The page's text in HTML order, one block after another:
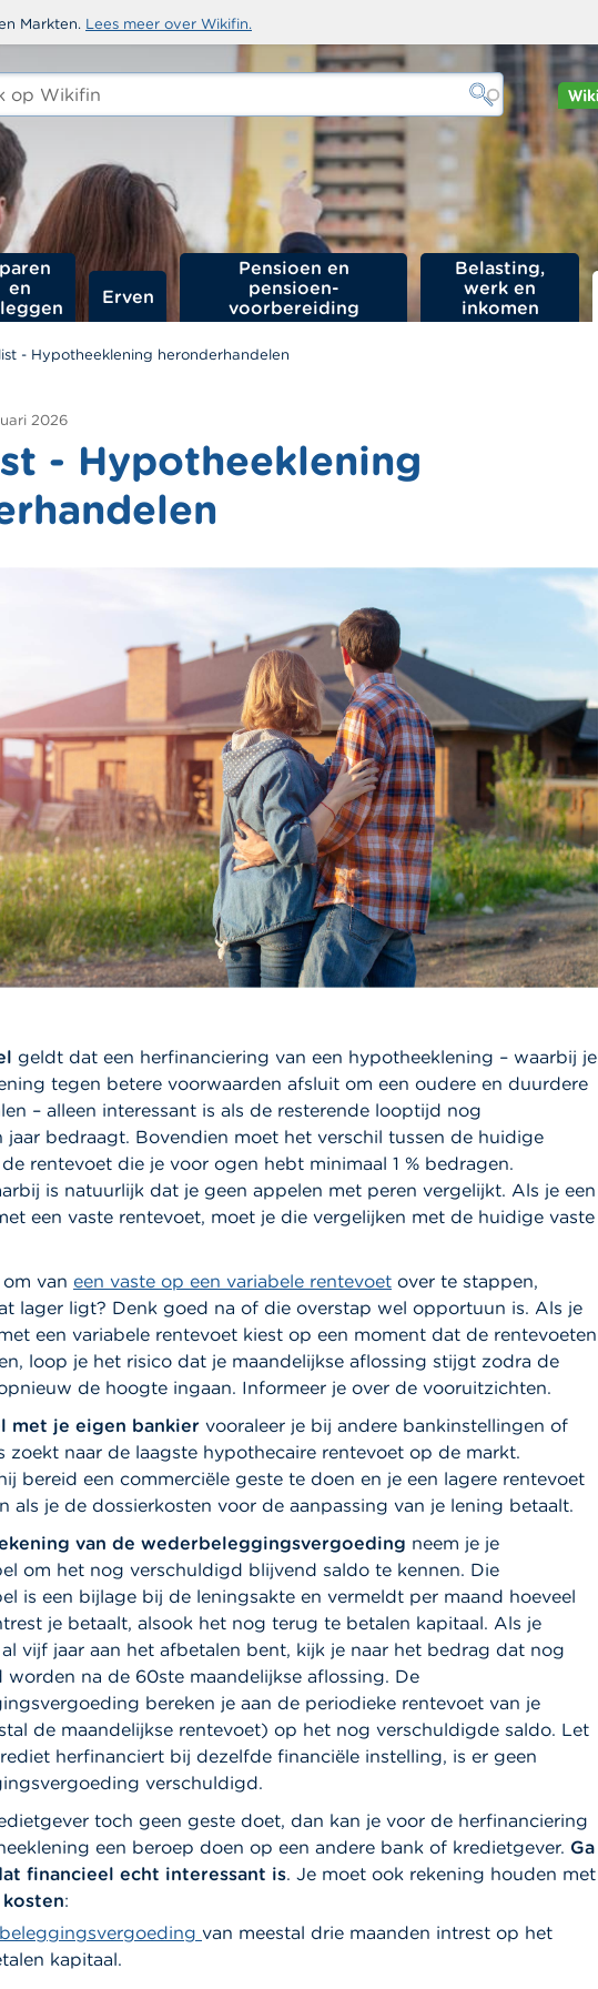
Markten. Lees meer over Wikifin.
en
Erven
Pensioen en
pensioen­
voorbereiding
Belasting,
werk en
inkomen
- Hypotheeklening heronderhandelen
2026
- Hypotheeklening
geldt dat een herfinanciering van een hypotheeklening – waarbij je
tegen betere voorwaarden afsluit om een oudere en duurdere
– alleen interessant is als de resterende looptijd nog
jaar bedraagt. Bovendien moet het verschil tussen de huidige
rentevoet die je voor ogen hebt minimaal 1 % bedragen.
is natuurlijk dat je geen appelen met peren vergelijkt. Als je een
een vaste rentevoet, moet je die vergelijken met de huidige vaste
van een vaste op een variabele rentevoet over te stappen,
lager ligt? Denk goed na of die overstap wel opportuun is. Als je
een variabele rentevoet kiest op een moment dat de rentevoeten
loop je het risico dat je maandelijkse aflossing stijgt zodra de
de hoogte ingaan. Informeer je over de vooruitzichten.
met je eigen bankier vooraleer je bij andere bankinstellingen of
zoekt naar de laagste hypothecaire rentevoet op de markt.
bereid een commerciële geste te doen en je een lagere rentevoet
als je de dossierkosten voor de aanpassing van je lening betaalt.
van de wederbeleggingsvergoeding neem je je
om het nog verschuldigd blijvend saldo te kennen. Die
is een bijlage bij de leningsakte en vermeldt per maand hoeveel
je betaalt, alsook het nog terug te betalen kapitaal. Als je
vijf jaar aan het afbetalen bent, kijk je naar het bedrag dat nog
worden na de 60ste maandelijkse aflossing. De
bereken je aan de periodieke rentevoet van je
de maandelijkse rentevoet) op het nog verschuldigde saldo. Let
herfinanciert bij dezelfde financiële instelling, is er geen
verschuldigd.
toch geen geste doet, dan kan je voor de herfinanciering
een beroep doen op een andere bank of kredietgever. Ga
financieel echt interessant is. Je moet ook rekening houden met
kosten:
van meestal drie maanden intrest op het
kapitaal.